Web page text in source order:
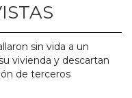
sin vida a un
vivienda y descartan
de terceros